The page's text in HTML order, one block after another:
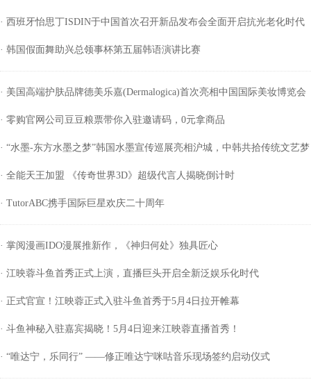
· 西班牙怡思丁ISDIN于中国首次召开新品发布会全面开启抗光老化时代
· 韩国假面舞助兴总领事杯第五届韩语演讲比赛
· 美国高端护肤品牌德美乐嘉(Dermalogica)首次亮相中国国际美妆博览会
· 零购官网公司豆豆粮票带你入驻邀请码，0元拿商品
· “水墨-东方水墨之梦”韩国水墨宣传巡展亮相沪城，中韩共拾传统文艺梦
· 全能天王加盟 《传奇世界3D》超级代言人揭晓倒计时
· TutorABC携手国际巨星欢庆二十周年
· 掌阅漫画IDO漫展推新作，《神归何处》独具匠心
· 江映蓉斗鱼首秀正式上演，直播巨头开启全新泛娱乐化时代
· 正式官宣！江映蓉正式入驻斗鱼首秀于5月4日拉开帷幕
· 斗鱼神秘入驻嘉宾揭晓！5月4日迎来江映蓉直播首秀！
· “唯达宁，乐同行” ——修正唯达宁咪咕音乐现场签约启动仪式